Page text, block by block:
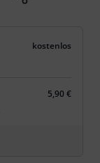
kostenlos
5,90 €